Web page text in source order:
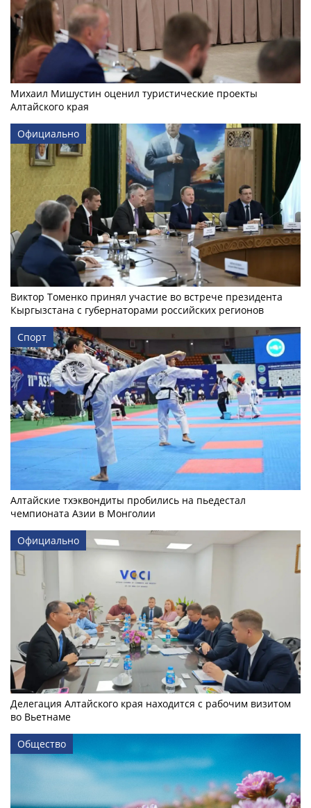
Михаил Мишустин оценил туристические проекты
Алтайского края
Официально
Виктор Томенко принял участие во встрече президента
Кыргызстана с губернаторами российских регионов
Спорт
Алтайские тхэквондиты пробились на пьедестал
чемпионата Азии в Монголии
Официально
Делегация Алтайского края находится с рабочим визитом
во Вьетнаме
Общество